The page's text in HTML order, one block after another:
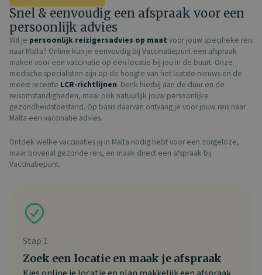
Snel & eenvoudig een afspraak voor een
persoonlijk advies
Wil je persoonlijk reizigersadvies op maat voor jouw specifieke reis
naar Malta? Online kun je eenvoudig bij Vaccinatiepunt een afspraak
maken voor een vaccinatie op een locatie bij jou in de buurt. Onze
medische specialisten zijn op de hoogte van het laatste nieuws en de
meest recente LCR-richtlijnen. Denk hierbij aan de duur en de
reisomstandigheden, maar ook natuurlijk jouw persoonlijke
gezondheidstoestand. Op basis daarvan ontvang je voor jouw reis naar
Malta een vaccinatie advies.
Ontdek welke vaccinaties jij in Malta nodig hebt voor een zorgeloze,
maar bovenal gezonde reis, en maak direct een afspraak bij
Vaccinatiepunt.
Stap 1
Zoek een locatie en maak je afspraak